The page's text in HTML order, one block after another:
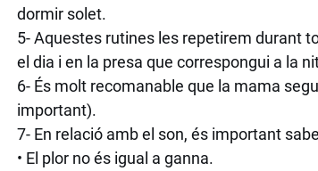
dormir solet.
5- Aquestes rutines les repetirem durant
el dia i en la presa que correspongui a la
6- És molt recomanable que la mama
important).
7- En relació amb el son, és important
• El plor no és igual a ganna.